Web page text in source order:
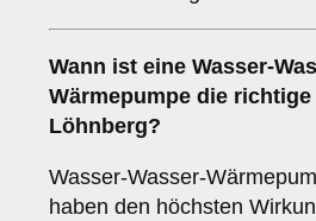
Wann ist eine Wasser-
Wärmepumpe die richtige
Löhnberg?
Wasser-Wasser-
haben den höchsten